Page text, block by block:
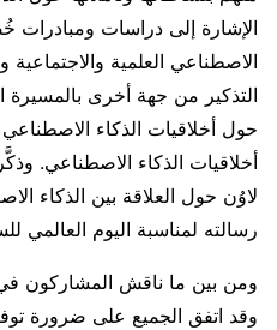
الإشارة إلى دراسات ومبادرات
الاصطناعي العلمية والاجتماعية
التذكير من جهة أخرى بالمسيرة
حول أخلاقيات الذكاء
أخلاقيات الذكاء الاصطناعي.
لاوُن حول العلاقة بين الذكاء
رسالته لمناسبة اليوم العالمي للسلام
ومن بين ما ناقش المشاركون في
وقد اتفق الجميع على ضرورة